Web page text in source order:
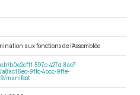
aux fonctions de l'Assemblée
b0e2cf11-597c-427d-8ac7-
91fc-4bcc-9f1e-
manifest